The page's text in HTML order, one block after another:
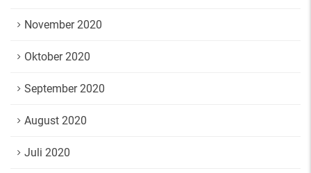
November 2020
Oktober 2020
September 2020
August 2020
Juli 2020